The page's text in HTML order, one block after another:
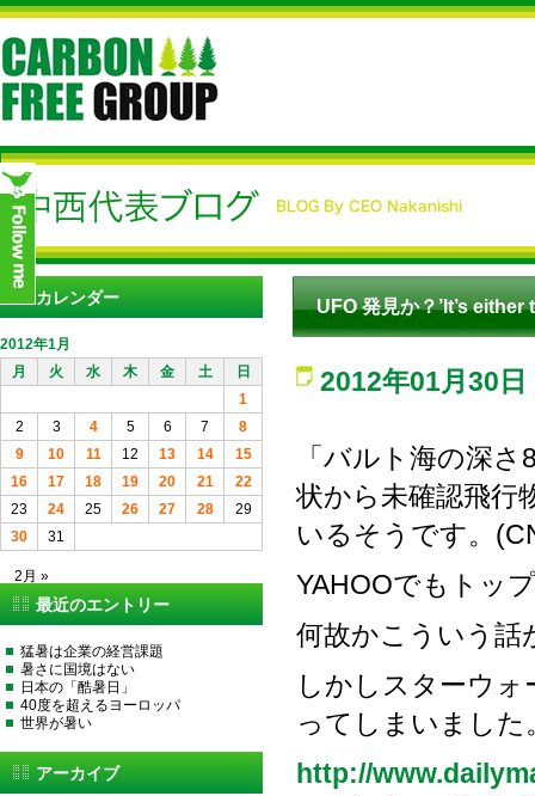
UFO 発見か？’It’s
2012年01月30日
「バルト海の深
状から未確認飛行
いるそうです。
YAHOOでもトッ
何故かこういう話
しかしスターウ
ってしまいました
http://
カレンダー
2012年1月
月
火 水 木 金 土
日
1
2
3 4 5 6 7
8
9
10 11 12 13 14
15
16
17 18 19 20 21
22
23
24 25 26 27 28
29
30
31
2月 »
最近のエントリー
猛暑は企業の経営課題
暑さに国境はない
日本の「酷暑日」
40度を超えるヨーロッパ
世界が暑い
アーカイブ